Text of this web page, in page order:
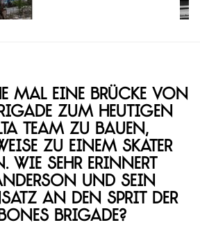
mal eine Brücke von
zum heutigen
Team zu bauen,
zu einem Skater
Wie sehr erinnert
und sein
an den Sprit der
Brigade?